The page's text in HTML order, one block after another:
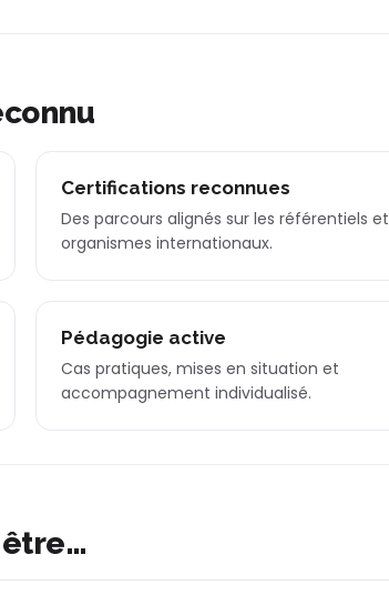
Certifications reconnues
Des parcours alignés sur les référentiels et
organismes internationaux.
Pédagogie active
Cas pratiques, mises en situation et
accompagnement individualisé.
être…